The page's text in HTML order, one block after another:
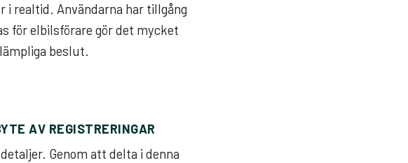
realtid. Användarna har tillgång
för elbilsförare gör det mycket
beslut.
AV REGISTRERINGAR
Genom att delta i denna